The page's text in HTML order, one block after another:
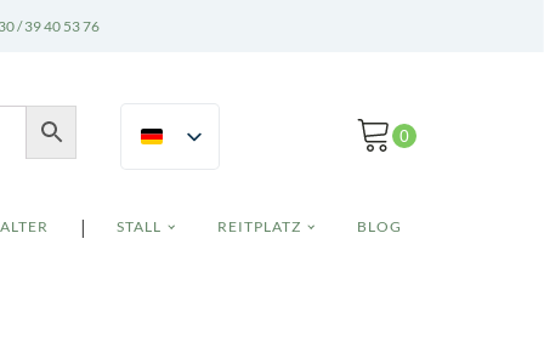
/ 39 40 53 76
| STALL REITPLATZ BLOG